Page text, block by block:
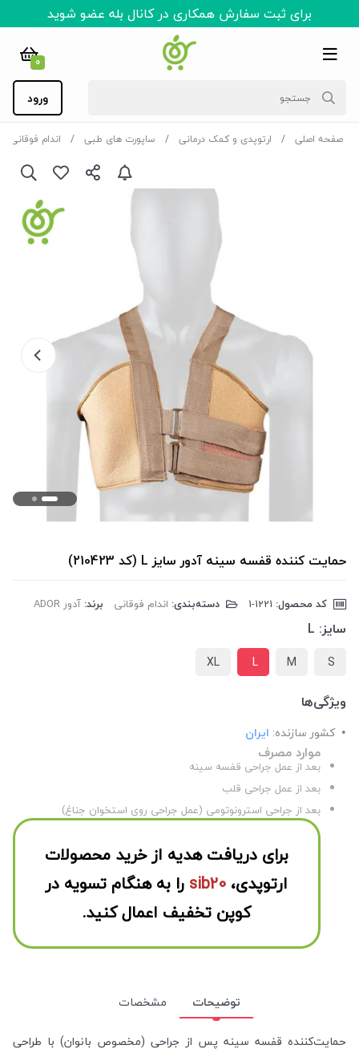
برای ثبت سفارش همکاری در کانال بله عضو شوید
0
ورود
صفحه اصلی ارتوپدی و کمک درمانی ساپورت های طبی اندام فوقانی
حمایت کننده قفسه سینه آدور سایز L (کد 210423)
کد محصول: دسته‌بندی: اندام فوقانی برند: آدور ADOR
سایز: L
S
M
L
XL
ویژگی‌ها
کشور سازنده: ایران
موارد مصرف
بعد از عمل جراحی قفسه سینه
بعد از عمل جراحی قلب
بعد از جراحی استرونوتومی (عمل جراحی روی استخوان جناغ)
برای دریافت هدیه از خرید محصولات
ارتوپدی، sib20 را به هنگام تسویه در
کوپن تخفیف اعمال کنید.
توضیحات
مشخصات
حمایت‌کننده قفسه سینه پس از جراحی (مخصوص بانوان) با طراحی